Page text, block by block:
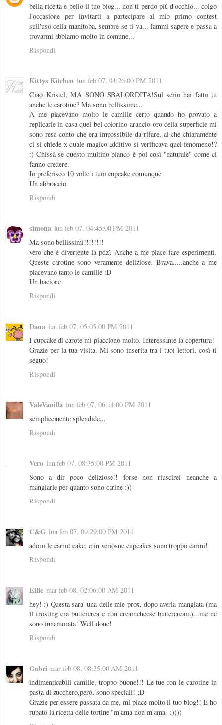
bella ricetta e bello il tuo blog... non ti perdo più d'occhio... colgo
l'occasione per invitarti a partecipare al mio primo contest
sull'uso della manitoba, sempre se ti va... fammi sapere e passa a
trovarmi abbiamo molto in comune...
Rispondi
Kittys Kitchen lun feb 07, 04:26:00 PM 2011
Ciao Kristel, MA SONO SBALORDITA!Sul serio hai fatto tu
anche le carotine? Ma sono bellissime...
A me piacevano molto le camille certo quando ho provato a
replicarle in casa quel bel colorino arancio-oro della superficie mi
sono resa conto che era impossibile da rifare, al che chiaramente
ci si chiede x quale magico additivo si verificava quel fenomeno!?
:) Chissà se questo multino bianco è poi così "naturale" come ci
fanno credere.
Io preferisco 10 volte i tuoi cupcake comunque.
Un abbraccio
Rispondi
simona lun feb 07, 04:45:00 PM 2011
Ma sono bellissimi!!!!!!!!
vero che è divertente la pdz? Anche a me piace fare esperimenti.
Queste carotine sono veramente deliziose. Brava.....anche a me
piacevano tanto le camille :D
Un bacione
Rispondi
Dana lun feb 07, 05:05:00 PM 2011
I cupcake di carote mi piacciono molto. Interessante la copertura!
Grazie per la tua visita. Mi sono inserita tra i tuoi lettori, così ti
seguo!
Rispondi
ValeVanilla lun feb 07, 06:14:00 PM 2011
semplicemente splendide...
Rispondi
Vero lun feb 07, 08:35:00 PM 2011
Sono a dir poco deliziose!! forse non riuscirei neanche a
mangiarle per quanto sono carine :))
Rispondi
C&G lun feb 07, 09:29:00 PM 2011
adoro le carrot cake, e in veriosne cupcakes sono troppo carini!
Rispondi
Ellie mar feb 08, 02:06:00 AM 2011
hey! :) Questa sara' una delle mie prox, dopo averla mangiata (ma
il frosting era buttercrea e non creamcheese buttercream)...me ne
sono innamorata! Well done!
Rispondi
Gabri mar feb 08, 08:35:00 AM 2011
indimenticabili camille, troppo buone!!! Le tue con le carotine in
pasta di zucchero,però, sono speciali! ;D
Grazie per essere passata da me, mi piace molto il tuo blog!! E ho
rubato la ricetta delle tortine "m'ama non m'ama" :))))